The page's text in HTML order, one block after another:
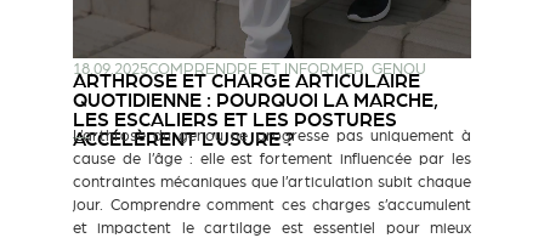
18.09.2025COMPRENDRE ET INFORMER GENOU
ARTHROSE ET CHARGE ARTICULAIRE
QUOTIDIENNE : POURQUOI LA MARCHE,
LES ESCALIERS ET LES POSTURES
ACCÉLÈRENT L’USURE ?
L’arthrose du genou ne progresse pas uniquement à
cause de l’âge : elle est fortement influencée par les
contraintes mécaniques que l’articulation subit chaque
jour. Comprendre comment ces charges s’accumulent
et impactent le cartilage est essentiel pour mieux